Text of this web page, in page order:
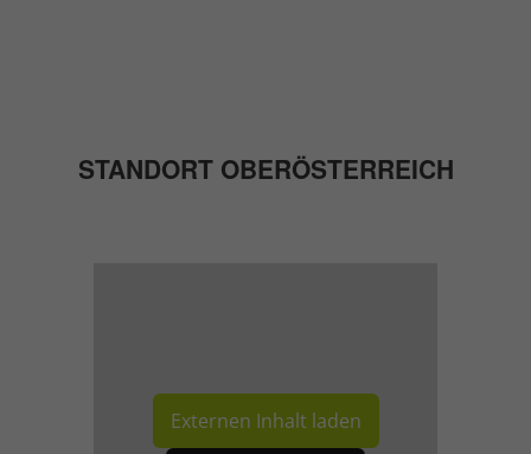
STANDORT OBERÖSTERREICH
Externen Inhalt laden